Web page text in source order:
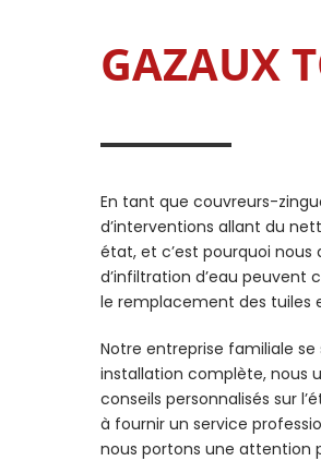
GAZAUX
En tant que couvreurs-
d’interventions allant du
état, et c’est pourquoi
d’infiltration d’eau
le remplacement des tuiles
Notre entreprise familiale
installation complète, nous
conseils personnalisés sur
à fournir un service
nous portons une attention